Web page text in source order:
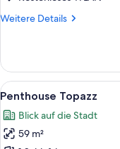
Weitere Details
Weitere
Suite
Lamee
Alle
Fotos
für
Penthouse
6
Penthouse Topazz
Blick auf die Stadt
59 m²